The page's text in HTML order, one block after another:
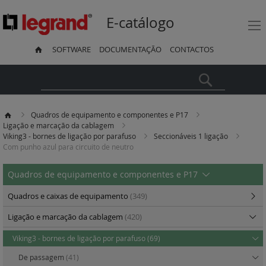
E-catálogo
SOFTWARE DOCUMENTAÇÃO CONTACTOS
Quadros de equipamento e componentes e P17
Ligação e marcação da cablagem
Viking3 - bornes de ligação por parafuso
Seccionáveis 1 ligação
Com punho azul para circuito de neutro
Quadros de equipamento e componentes e P17
Quadros e caixas de equipamento (349)
Ligação e marcação da cablagem (420)
Viking3 - bornes de ligação por parafuso(69)
De passagem (41)